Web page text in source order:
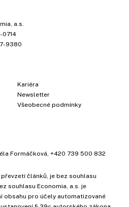
a.s.
0714
9380
Kariéra
Newsletter
Všeobecné podmínky
Formáčková +420 739 500 832
článků, je bez souhlasu
souhlasu Economia, a.s. je
obsahu pro účely automatizované